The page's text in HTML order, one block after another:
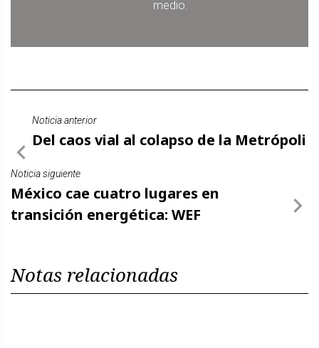
medio.
Noticia anterior
Del caos vial al colapso de la Metrópoli
Noticia siguiente
México cae cuatro lugares en
transición energética: WEF
Notas relacionadas